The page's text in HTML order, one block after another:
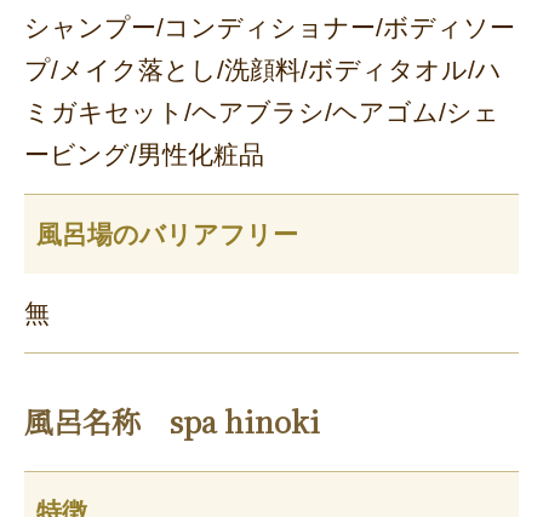
シャンプー/コンディショナー/ボディソー
プ/メイク落とし/洗顔料/ボディタオル/ハ
ミガキセット/ヘアブラシ/ヘアゴム/シェ
ービング/男性化粧品
風呂場のバリアフリー
無
風呂名称 spa hinoki